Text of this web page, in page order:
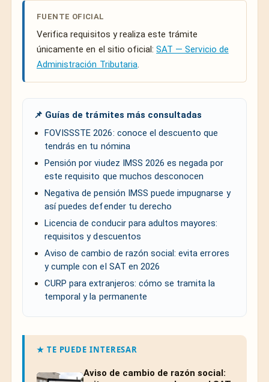
FUENTE OFICIAL
Verifica requisitos y realiza este trámite
únicamente en el sitio oficial:SAT — Servicio de
Administración Tributaria.
📌 Guías de trámites más consultadas
FOVISSSTE 2026: conoce el descuento que
tendrás en tu nómina
Pensión por viudez IMSS 2026 es negada por
este requisito que muchos desconocen
Negativa de pensión IMSS puede impugnarse y
así puedes defender tu derecho
Licencia de conducir para adultos mayores:
requisitos y descuentos
Aviso de cambio de razón social: evita errores
y cumple con el SAT en 2026
CURP para extranjeros: cómo se tramita la
temporal y la permanente
★ TE PUEDE INTERESAR
Aviso de cambio de razón social: